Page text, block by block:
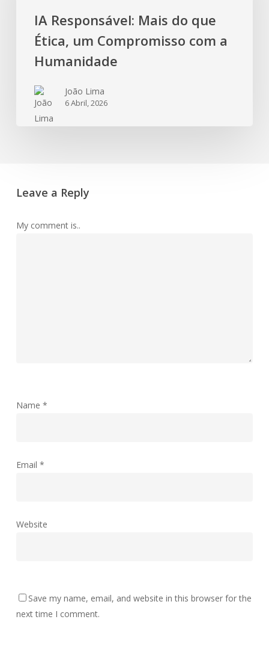
IA Responsável: Mais do que
Ética, um Compromisso com a
Humanidade
João Lima
6 Abril, 2026
Leave a Reply
My comment is..
Name *
Email *
Website
Save my name, email, and website in this browser for the
next time I comment.